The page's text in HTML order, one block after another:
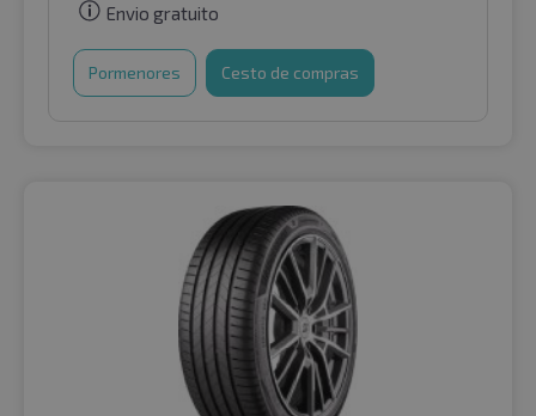
Envio gratuito
Pormenores Cesto de compras